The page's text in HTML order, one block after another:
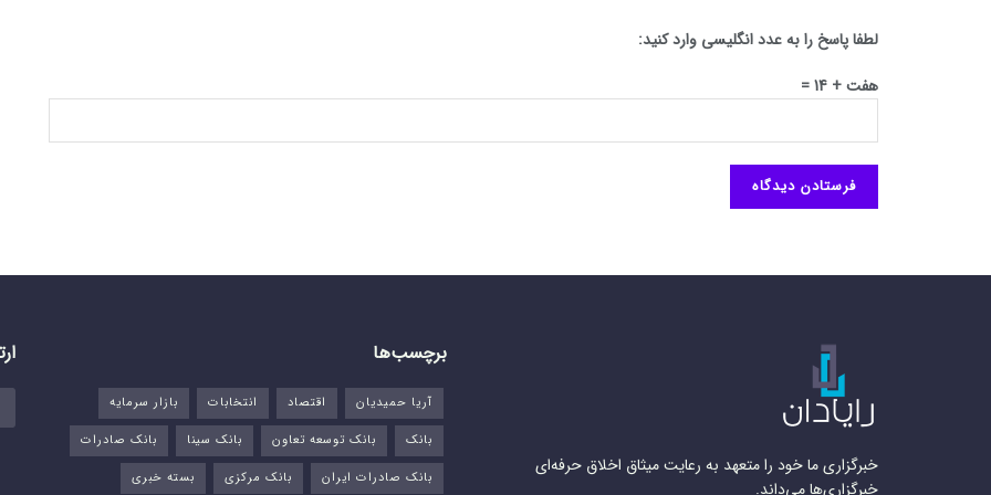
لطفا پاسخ را به عدد انگلیسی وارد کنید:
هفت + 14 =
خبرگزاری ما خود را متعهد به رعایت میثاق اخلاق حرفه‌ای
خبرگزاری‌ها می‌داند.
برچسب‌ها
آریا حمیدیان اقتصاد انتخابات
بازار سرمایه
بانک
بانک توسعه تعاون بانک سینا
بانک صادرات
بانک صادرات ایران
بانک مرکزی بسته خبری